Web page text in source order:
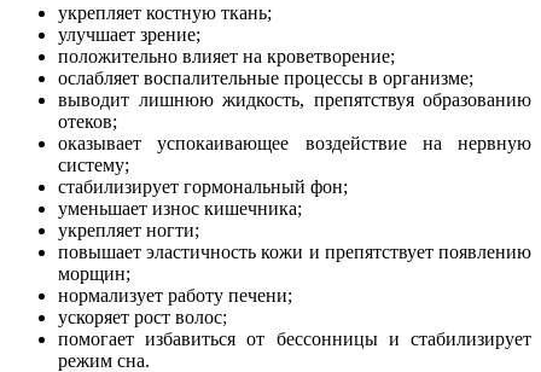
укрепляет костную ткань;
улучшает зрение;
положительно влияет на кроветворение;
ослабляет воспалительные процессы в организме;
выводит лишнюю жидкость, препятствуя образованию
отеков;
оказывает успокаивающее воздействие на нервную
систему;
стабилизирует гормональный фон;
уменьшает износ кишечника;
укрепляет ногти;
повышает эластичность кожи и препятствует появлению
морщин;
нормализует работу печени;
ускоряет рост волос;
помогает избавиться от бессонницы и стабилизирует
режим сна.